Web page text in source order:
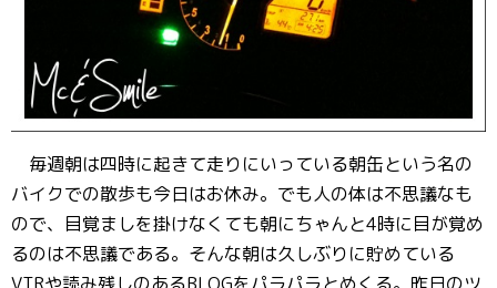
毎週朝は四時に起きて走りにいっている朝缶という名の
バイクでの散歩も今日はお休み。でも人の体は不思議なも
ので、目覚ましを掛けなくても朝にちゃんと4時に目が覚め
るのは不思議である。そんな朝は久しぶりに貯めている